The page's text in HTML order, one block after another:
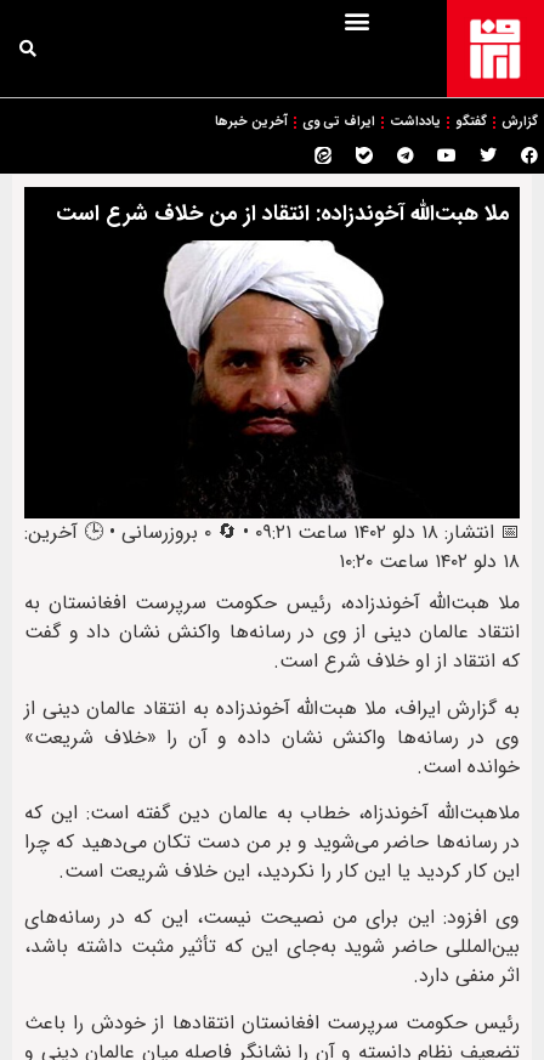
گزارش گفتگو یادداشت ایراف تی وی آخرین خبرها
ملا هبت‌الله آخوندزاده: انتقاد از من خلاف شرع است
📅 انتشار: ۱۸ دلو ۱۴۰۲ ساعت ۰۹:۲۱ • 🔄 ۰ بروزرسانی • 🕒 آخرین:
۱۸ دلو ۱۴۰۲ ساعت ۱۰:۲۰
ملا هبت‌الله آخوندزاده، رئیس حکومت سرپرست افغانستان به
انتقاد عالمان دینی از وی در رسانه‌ها واکنش نشان داد و گفت
که انتقاد از او خلاف شرع است.
به گزارش ایراف، ملا هبت‌الله آخوندزاده به انتقاد عالمان دینی از
وی در رسانه‌ها واکنش نشان داده و آن را «خلاف شریعت»
خوانده است.
ملاهبت‌الله آخوندزاه، خطاب به عالمان دین گفته است: این که
در رسانه‌ها حاضر می‌شوید و بر من دست تکان می‌دهید که چرا
این کار کردید یا این کار را نکردید، این خلاف شریعت است.
وی افزود: این برای من نصیحت نیست، این که در رسانه‌های
بین‌المللی حاضر شوید به‌جای این که تأثیر مثبت داشته باشد،
اثر منفی دارد.
رئیس حکومت سرپرست افغانستان انتقادها از خودش را باعث
تضعیف نظام دانسته و آن را نشانگر فاصله میان عالمان دینی و